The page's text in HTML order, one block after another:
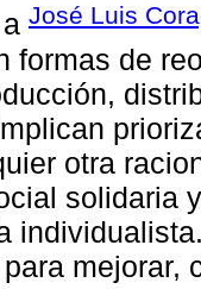
José Luis
formas de
otra
solidaria
mejorar,